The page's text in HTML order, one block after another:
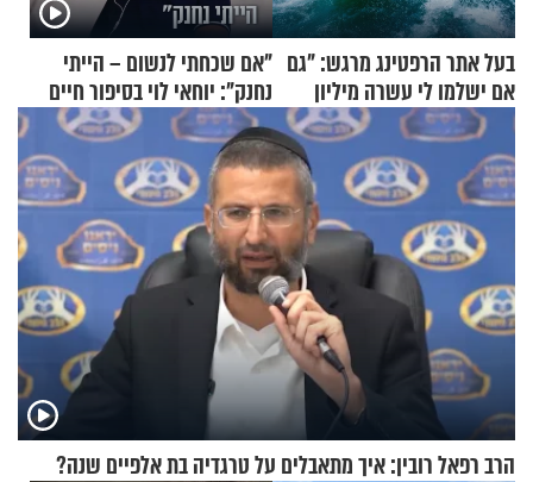
בעל אתר הרפטינג מרגש: "גם
אם ישלמו לי עשרה מיליון
שקלים - לא אפתח בשבת"
"אם שכחתי לנשום – הייתי
נחנק": יוחאי לוי בסיפור חיים
מעורר השראה
הרב רפאל רובין: איך מתאבלים על טרגדיה בת אלפיים שנה?